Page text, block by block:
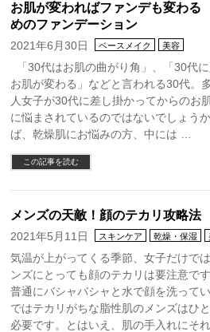
お肌が変わればファンデも変わ
めのファンデーション
2021年6月30日 ベースメイク 美容
「30代はお肌の曲がり角」、「30代に
お肌が変わる」などと言われる30代。
人女子が30代に差し掛かってからのお
に悩まされているのではないでしょう
ば、乾燥肌にお悩みの方、中には …
この記事を読む
メンズの天敵！顔のテカリ攻略法
2021年5月11日 スキンケア 乾燥・保湿
気温が上がってくる季節、女子だけで
ンズにとっても顔のテカリは要注意で
普通にバシャバシャと水で顔を洗って
ではテカリがちな脂性肌のメンズはひ
必要です。とはいえ、肌の手入れにそ